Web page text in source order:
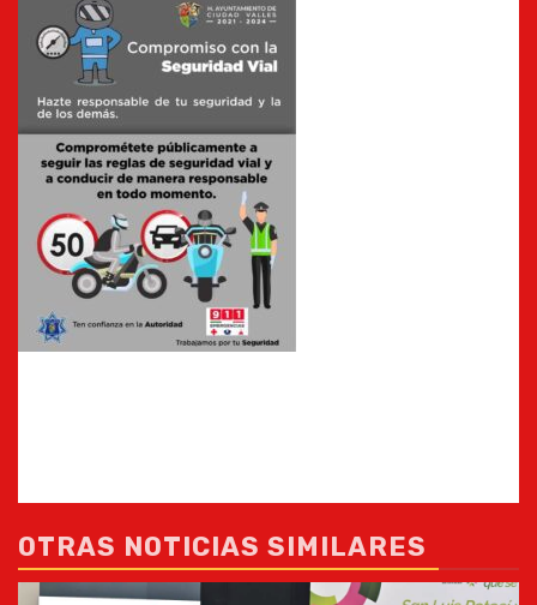
OTRAS NOTICIAS SIMILARES